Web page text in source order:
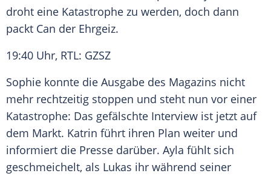
droht eine Katastrophe zu werden, doch dann
packt Can der Ehrgeiz.
19:40 Uhr, RTL: GZSZ
Sophie konnte die Ausgabe des Magazins nicht
mehr rechtzeitig stoppen und steht nun vor einer
Katastrophe: Das gefälschte Interview ist jetzt auf
dem Markt. Katrin führt ihren Plan weiter und
informiert die Presse darüber. Ayla fühlt sich
geschmeichelt, als Lukas ihr während seiner